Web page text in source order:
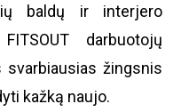
baldų ir interjero
darbuotojų
žingsnis
kažką naujo.